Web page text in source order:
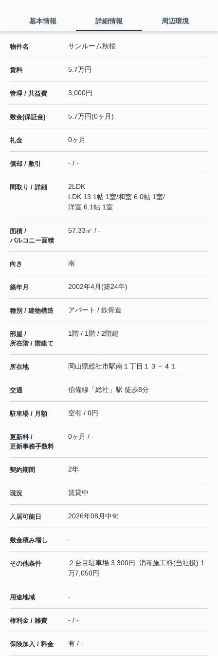
基本情報 詳細情報 周辺環境
物件名 サンルーム秋桜
賃料 5.7万円
管理 / 共益費 3,000円
敷金(保証金) 5.7万円(0ヶ月)
礼金 0ヶ月
償却 / 敷引 - / -
間取り / 詳細
2LDK
LDK 13.1帖 1室/和室 6.0帖 1室/
洋室 6.1帖 1室
面積 /
バルコニー面積
57.33㎡ / -
向き 南
築年月 2002年4月(築24年)
種別 / 建物構造 アパート / 鉄骨造
部屋 /
所在階 / 階建て
1階 / 1階 / 2階建
所在地 岡山県総社市駅南 １丁目１３－４１
交通 伯備線 「総社 」駅 徒歩8分
駐車場 / 月額 空有 / 0円
更新料 /
更新事務手数料
0ヶ月 / -
契約期間 2年
現況 賃貸中
入居可能日 2026年08月中旬
敷金積み増し -
その他条件
２台目駐車場:3,300円 消毒施工料(当社扱):1
万7,050円
用途地域 -
権利金 / 雑費 - / -
保険加入 / 料金 有 / -